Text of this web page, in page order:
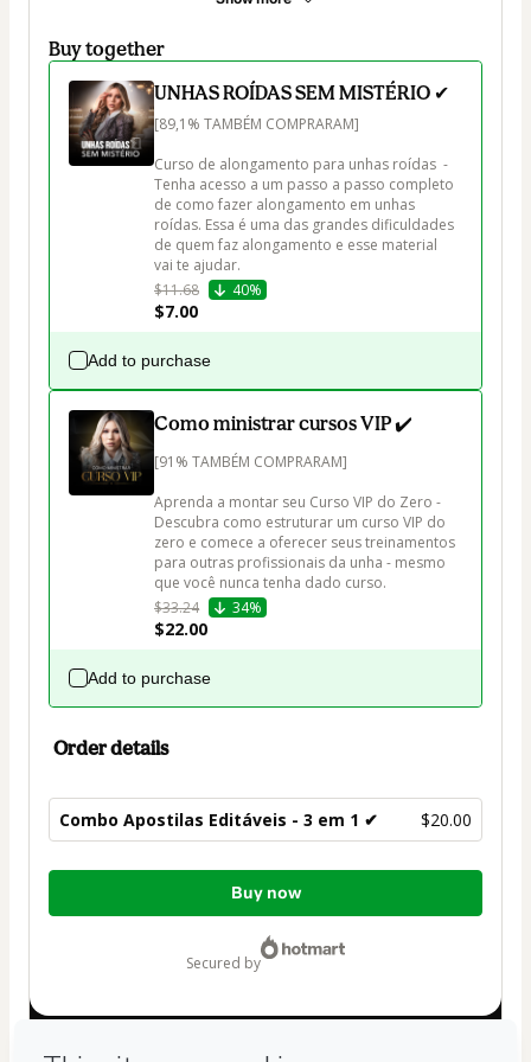
Buy together
UNHAS ROÍDAS SEM MISTÉRIO ✔
[89,1% TAMBÉM COMPRARAM]
Curso de alongamento para unhas roídas  -
Tenha acesso a um passo a passo completo
de como fazer alongamento em unhas
roídas. Essa é uma das grandes dificuldades
de quem faz alongamento e esse material
vai te ajudar.
$11.68
40%
$7.00
Add to purchase
Como ministrar cursos VIP ✔️
[91% TAMBÉM COMPRARAM]
Aprenda a montar seu Curso VIP do Zero -
Descubra como estruturar um curso VIP do
zero e comece a oferecer seus treinamentos
para outras profissionais da unha - mesmo
que você nunca tenha dado curso.
$33.24
34%
$22.00
Add to purchase
Order details
Combo Apostilas Editáveis - 3 em 1 ✔ $20.00
Total
Buy now
secured by